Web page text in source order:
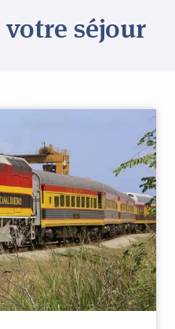
séjour